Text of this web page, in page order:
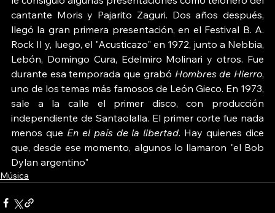
cantante Moris y Pajarito Zaguri. Dos años después,
llegó la gran primera presentación, en el Festival B. A.
Rock II y, luego, el "Acusticazo" en 1972, junto a Nebbia,
Lebón, Domingo Cura, Edelmiro Molinari y otros. Fue
durante esa temporada que grabó Hombres de Hierro,
uno de los temas más famosos de León Gieco. En 1973,
sale a la calle el primer disco, con producción
independiente de Santaolalla. El primer corte fue nada
menos que En el país de la libertad. Hay quienes dice
que, desde ese momento, algunos lo llamaron "el Bob
Dylan argentino"
Música